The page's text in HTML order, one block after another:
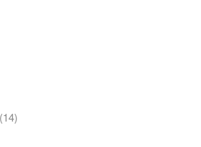
(14)